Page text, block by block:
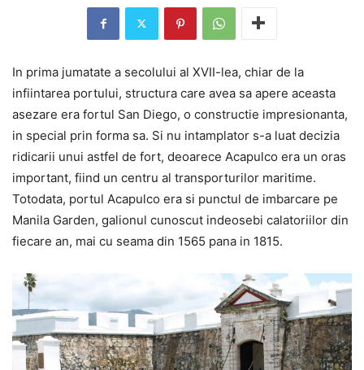
In prima jumatate a secolului al XVII-lea, chiar de la
infiintarea portului, structura care avea sa apere aceasta
asezare era fortul San Diego, o constructie impresionanta,
in special prin forma sa. Si nu intamplator s-a luat decizia
ridicarii unui astfel de fort, deoarece Acapulco era un oras
important, fiind un centru al transporturilor maritime.
Totodata, portul Acapulco era si punctul de imbarcare pe
Manila Garden, galionul cunoscut indeosebi calatoriilor din
fiecare an, mai cu seama din 1565 pana in 1815.